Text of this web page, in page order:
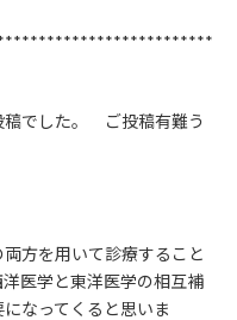
でした。 ご投稿有難う
方を用いて診療すること
医学と東洋医学の相互補
なってくると思いま